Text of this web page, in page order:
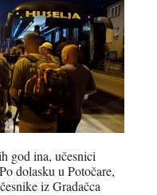
god ina, učesnici
dolasku u Potočare,
iz Gradačca